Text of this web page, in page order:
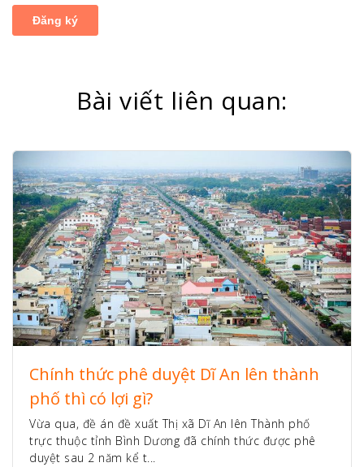
Bài viết liên quan:
Chính thức phê duyệt Dĩ An lên thành
phố thì có lợi gì?
Vừa qua, đề án đề xuất Thị xã Dĩ An lên Thành phố
trực thuộc tỉnh Bình Dương đã chính thức được phê
duyệt sau 2 năm kể t...